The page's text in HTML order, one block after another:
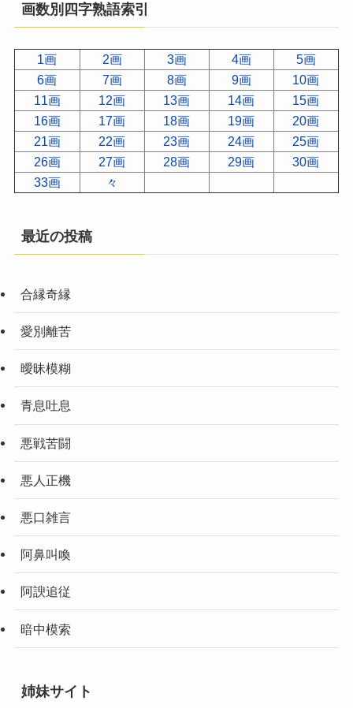
画数別四字熟語索引
1画 2画 3画 4画
5画
6画
7画 8画 9画
10画
11画
12画 13画 14画
15画
16画
17画 18画 19画
20画
21画
22画 23画 24画
25画
26画
27画 28画 29画
30画
33画
々
最近の投稿
合縁奇縁
愛別離苦
曖昧模糊
青息吐息
悪戦苦闘
悪人正機
悪口雑言
阿鼻叫喚
阿諛追従
暗中模索
姉妹サイト